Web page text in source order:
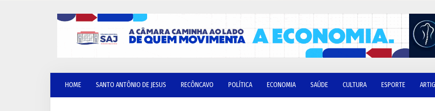
HOME SANTO ANTÔNIO DE JESUS RECÔNCAVO POLÍTICA ECONOMIA SAÚDE CULTURA ESPORTE